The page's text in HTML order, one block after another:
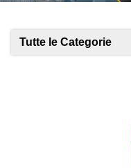
Tutte le Categorie